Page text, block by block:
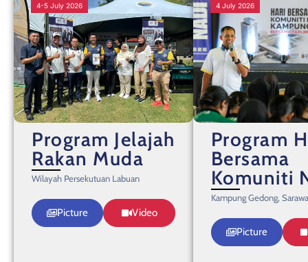
4-5 July 2026
Program Jelajah
Rakan Muda
Wilayah Persekutuan Labuan
Picture Video
4 July 2026
Program
Bersama
Komuniti
Kampung Gedong,
Picture